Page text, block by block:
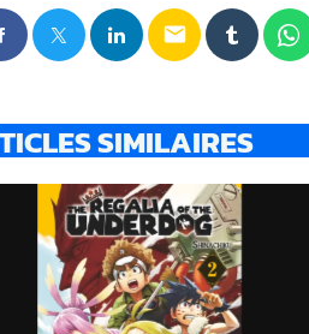
email
SIMILAIRES